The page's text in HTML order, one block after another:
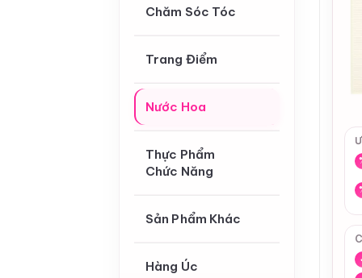
Chăm Sóc Tóc
Trang Điểm
Nước Hoa
Thực Phẩm
Chức Năng
Sản Phẩm Khác
Hàng Úc